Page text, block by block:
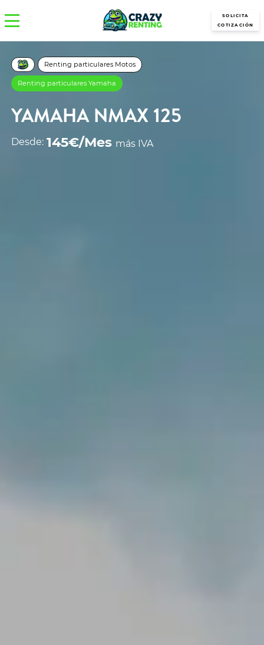
SOLICITA
COTIZACIÓN
Renting particulares Motos
Renting particulares Yamaha
YAMAHA NMAX 125
Desde: 145€/Mes más IVA